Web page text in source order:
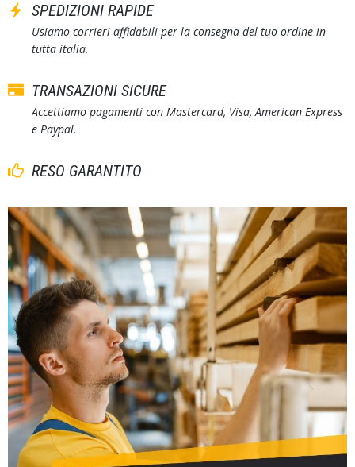
SPEDIZIONI RAPIDE
Usiamo corrieri affidabili per la consegna del tuo ordine in
tutta italia.
TRANSAZIONI SICURE
Accettiamo pagamenti con Mastercard, Visa, American Express
e Paypal.
RESO GARANTITO